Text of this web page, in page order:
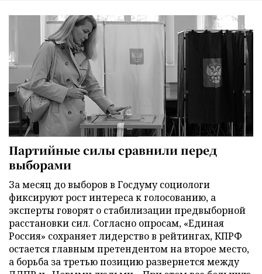
Партийные силы сравнили перед
выборами
За месяц до выборов в Госдуму социологи
фиксируют рост интереса к голосованию, а
эксперты говорят о стабилизации предвыборной
расстановки сил. Согласно опросам, «Единая
Россия» сохраняет лидерство в рейтингах, КПРФ
остается главным претендентом на второе место,
а борьба за третью позицию развернется между